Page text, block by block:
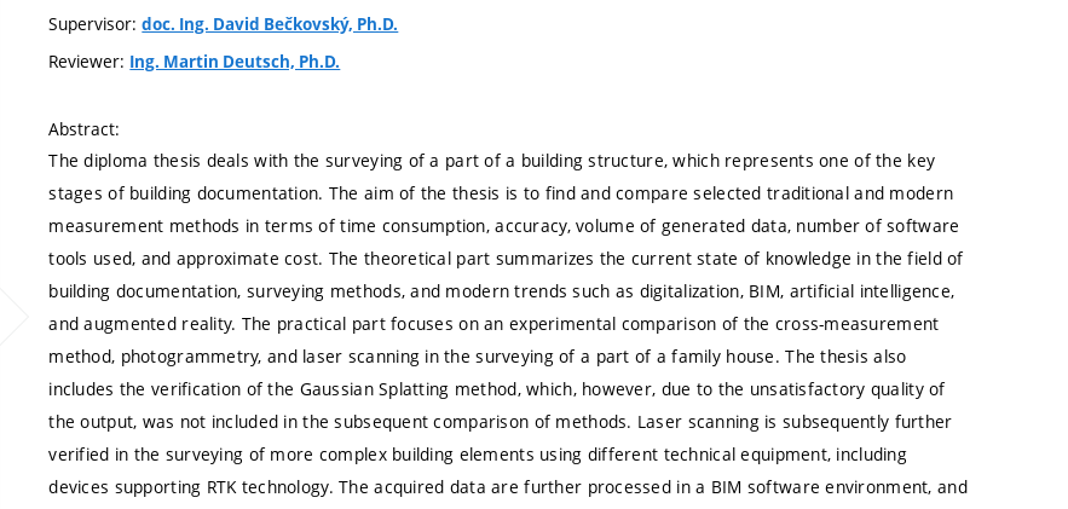
Supervisor:doc. Ing. David Bečkovský, Ph.D.
Reviewer: Ing. Martin Deutsch, Ph.D.
Abstract:
The diploma thesis deals with the surveying of a part of a building structure, which represents one of the key
stages of building documentation. The aim of the thesis is to find and compare selected traditional and modern
measurement methods in terms of time consumption, accuracy, volume of generated data, number of software
tools used, and approximate cost. The theoretical part summarizes the current state of knowledge in the field of
building documentation, surveying methods, and modern trends such as digitalization, BIM, artificial intelligence,
and augmented reality. The practical part focuses on an experimental comparison of the cross-measurement
method, photogrammetry, and laser scanning in the surveying of a part of a family house. The thesis also
includes the verification of the Gaussian Splatting method, which, however, due to the unsatisfactory quality of
the output, was not included in the subsequent comparison of methods. Laser scanning is subsequently further
verified in the surveying of more complex building elements using different technical equipment, including
devices supporting RTK technology. The acquired data are further processed in a BIM software environment, and